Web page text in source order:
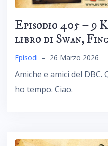
Episodio 405 – 9
libro di Swan,
Episodi – 26 Marzo 2026
Amiche e amici del
ho tempo. Ciao.